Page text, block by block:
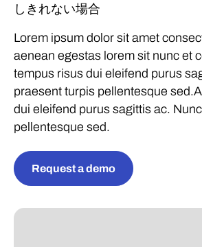
しきれない場合
Lorem ipsum dolor sit amet
aenean egestas lorem sit nunc et
tempus risus dui eleifend purus
praesent turpis pellentesque
dui eleifend purus sagittis ac.
pellentesque sed.
Request a demo